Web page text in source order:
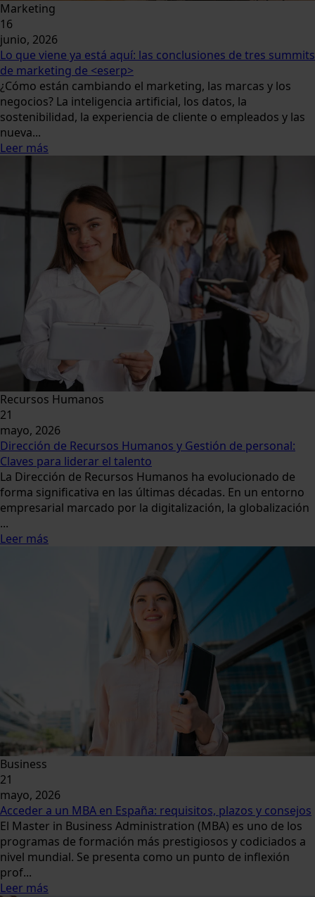
Marketing
16
junio, 2026
Lo que viene ya está aquí: las conclusiones de tres summits
de marketing de <eserp>
¿Cómo están cambiando el marketing, las marcas y los
negocios? La inteligencia artificial, los datos, la
sostenibilidad, la experiencia de cliente o empleados y las
nueva...
Leer más
Recursos Humanos
21
mayo, 2026
Dirección de Recursos Humanos y Gestión de personal:
Claves para liderar el talento
La Dirección de Recursos Humanos ha evolucionado de
forma significativa en las últimas décadas. En un entorno
empresarial marcado por la digitalización, la globalización
...
Leer más
Business
21
mayo, 2026
Acceder a un MBA en España: requisitos, plazos y consejos
El Master in Business Administration (MBA) es uno de los
programas de formación más prestigiosos y codiciados a
nivel mundial. Se presenta como un punto de inflexión
prof...
Leer más